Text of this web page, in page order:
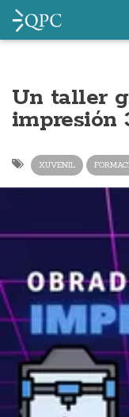
Un taller
impresión
XUVENIL